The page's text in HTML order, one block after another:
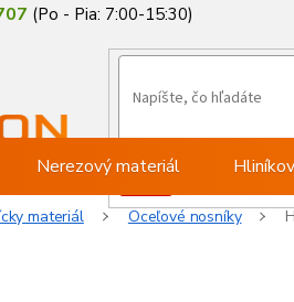
Nerezový materiál
materiál Oceľové nosníky